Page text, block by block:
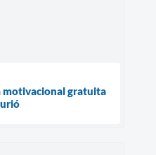
motivacional gratuita